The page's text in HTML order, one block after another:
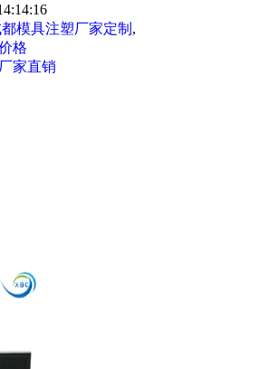
都模具注塑厂家定制 ,
格
家直销